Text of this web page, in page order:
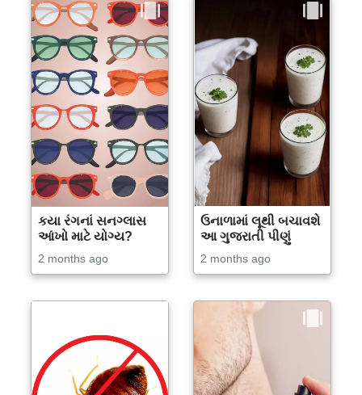
કયા રંગનાં સનગ્લાસ
આંખો માટે યોગ્ય?
2 months ago
ઉનાળામાં લૂથી બચાવશે
આ ગુજરાતી પીણું
2 months ago